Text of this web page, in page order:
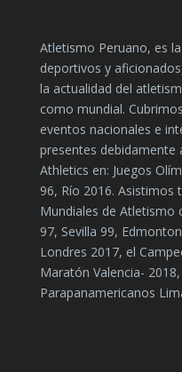
Atletismo Peruano, es
deportivos y
la actualidad del
como mundial.
eventos nacionales e
presentes debidamente
Athletics en: Juegos
96, Río 2016. Asistimos
Mundiales de Atletismo
97, Sevilla 99,
Londres 2017, el
Maratón Valencia-
Parapanamericanos